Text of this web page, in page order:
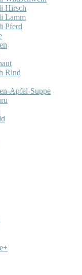
Hirsch
Lamm
Pferd
Rind
Apfel-Suppe